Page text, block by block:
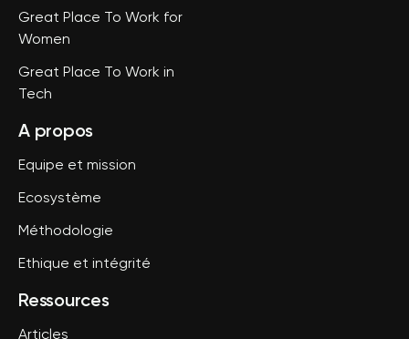
Great Place To Work for
Women
Great Place To Work in
Tech
A propos
Equipe et mission
Ecosystème
Méthodologie
Ethique et intégrité
Ressources
Articles